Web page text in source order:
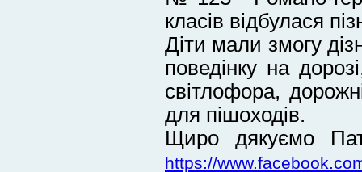
класів відбулася
Діти мали змогу
поведінку на
світлофора,
для пішоходів.
Щиро дякуємо
https://